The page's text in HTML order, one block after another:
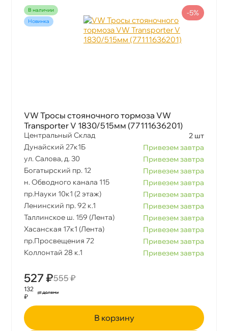
наличии
Новинка
VW Тросы стояночного тормоза VW
Transporter V 1830/515мм (77111636201)
Центральный Склад
2 шт
Дунайский 27к1Б
Привезем завтра
ул. Салова, д. 30
Привезем завтра
Богатырский пр. 12
Привезем завтра
н. Обводного канала 115
Привезем завтра
пр.Науки 10к1 (2 этаж)
Привезем завтра
Ленинский пр. 92 к.1
Привезем завтра
Таллинское ш. 159 (Лента)
Привезем завтра
Хасанская 17к1 (Лента)
Привезем завтра
пр.Просвещения 72
Привезем завтра
Коллонтай 28 к.1
Привезем завтра
527 ₽555 ₽
-5%
132
₽
корзину